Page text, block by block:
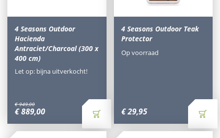
4 Seasons Outdoor
Hacienda
Antraciet/Charcoal (300 x
400 cm)
€ 949,00
€889,00
Let op: bijna uitverkocht!
4 Seasons Outdoor Teak
Protector
€29,95
Op voorraad